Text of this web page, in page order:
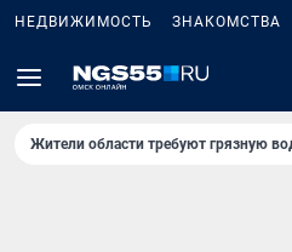
НЕДВИЖИМОСТЬ ЗНАКОМСТВА
Жители области требуют грязную